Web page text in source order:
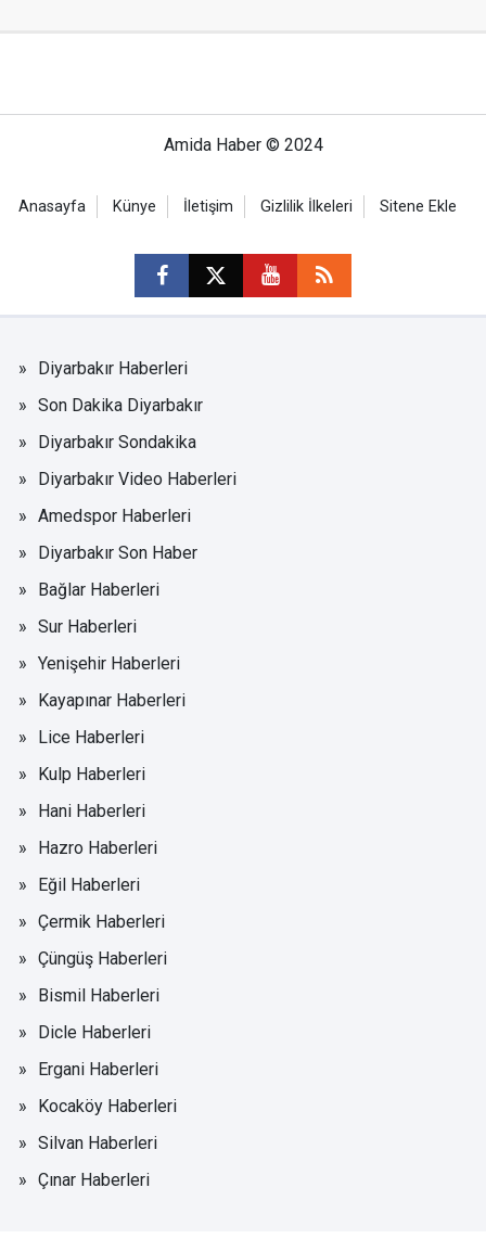
Amida Haber © 2024
Anasayfa Künye İletişim Gizlilik İlkeleri Sitene Ekle
Diyarbakır Haberleri
Son Dakika Diyarbakır
Diyarbakır Sondakika
Diyarbakır Video Haberleri
Amedspor Haberleri
Diyarbakır Son Haber
Bağlar Haberleri
Sur Haberleri
Yenişehir Haberleri
Kayapınar Haberleri
Lice Haberleri
Kulp Haberleri
Hani Haberleri
Hazro Haberleri
Eğil Haberleri
Çermik Haberleri
Çüngüş Haberleri
Bismil Haberleri
Dicle Haberleri
Ergani Haberleri
Kocaköy Haberleri
Silvan Haberleri
Çınar Haberleri